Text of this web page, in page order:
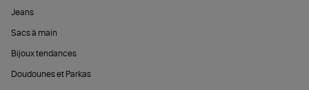
Jeans
Sacs à main
Bijoux tendances
Doudounes et Parkas